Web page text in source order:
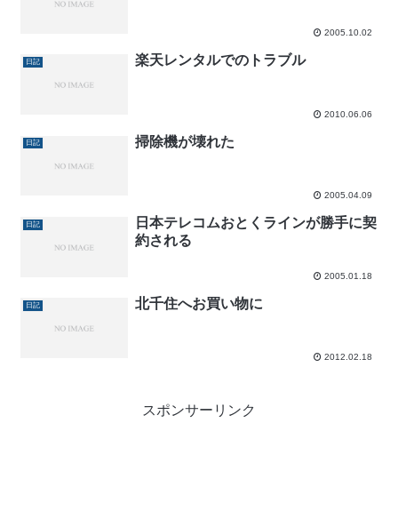
2005.10.02
日記 楽天レンタルでのトラブル
2010.06.06
日記 掃除機が壊れた
2005.04.09
日記
日本テレコムおとくラインが勝手に契
約される
2005.01.18
日記 北千住へお買い物に
2012.02.18
スポンサーリンク